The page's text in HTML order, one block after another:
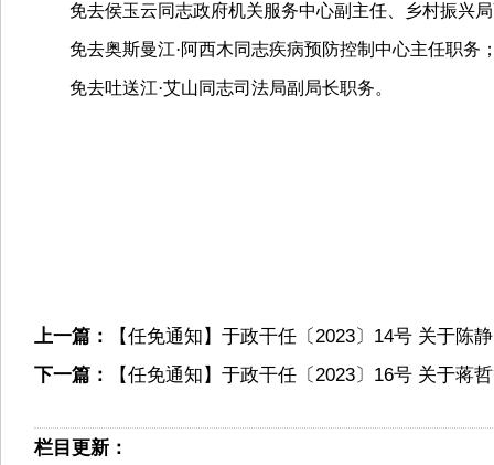
免去侯玉云同志政府机关服务中心副主任、乡村振兴局
免去奥斯曼江·阿西木同志疾病预防控制中心主任职务
免去吐送江·艾山同志司法局副局长职务。
上一篇：
【任免通知】于政干任〔2023〕14号 关于陈
下一篇：
【任免通知】于政干任〔2023〕16号 关于蒋
栏目更新：